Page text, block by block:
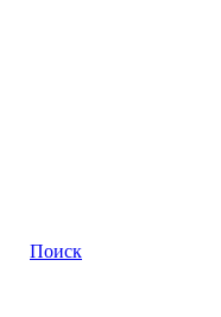
Поиск